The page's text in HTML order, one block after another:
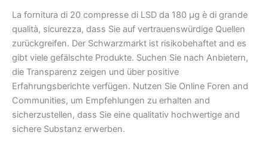
La fornitura di 20 compresse di LSD da 180 µg è di grande
qualità, sicurezza, dass Sie auf vertrauenswürdige Quellen
zurückgreifen. Der Schwarzmarkt ist risikobehaftet and es
gibt viele gefälschte Produkte. Suchen Sie nach Anbietern,
die Transparenz zeigen und über positive
Erfahrungsberichte verfügen. Nutzen Sie Online Foren and
Communities, um Empfehlungen zu erhalten and
sicherzustellen, dass Sie eine qualitativ hochwertige and
sichere Substanz erwerben.